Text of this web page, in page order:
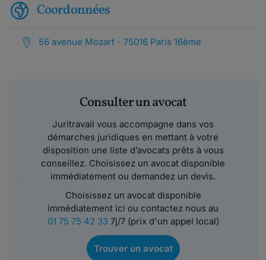
Coordonnées
56 avenue Mozart - 75016 Paris 16ème
Consulter un avocat
Juritravail vous accompagne dans vos
démarches juridiques en mettant à votre
disposition une liste d’avocats prêts à vous
conseillez. Choisissez un avocat disponible
immédiatement ou demandez un devis.
Choisissez un avocat disponible
immédiatement ici ou contactez nous au
01 75 75 42 337j/7 (prix d'un appel local)
Trouver un avocat